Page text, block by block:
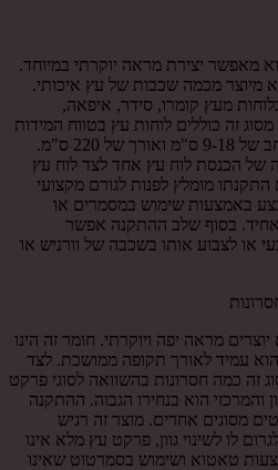
מאפשר יצירת מראה יוקרתי במיוחד.
מיוצר מכמה שכבות של עץ איכותי.
מעץ קומרו, סידר, איפאה,
זה כוללים לוחות עץ בטווח המידות
של עובי של 10-21 מילימטר, רוחב של 9-18 ס"מ ואורך של 220 ס"מ.
הכנסת לוח עץ אחד לצד לוח עץ
מומלץ לפנות לגורם מקצועי
באמצעות שימוש במסמרים או
בסוף שלב ההתקנה אפשר
לצבוע אותו בשכבה של וורניש או
מראה יפה ויוקרתי. חומר זה הינו
עמיד לאורך תקופה ממושכת. לצד
זה כמה חסרונות בהשוואה לסוגי פרקט
הוא בנחירו הגבוה. ההתקנה
מסוגים אחרים. מוצר זה רגיש
לו לשינוי גוון, פרקט עץ מלא אינו
טאטוא ושימוש בסמרטוט שאינו